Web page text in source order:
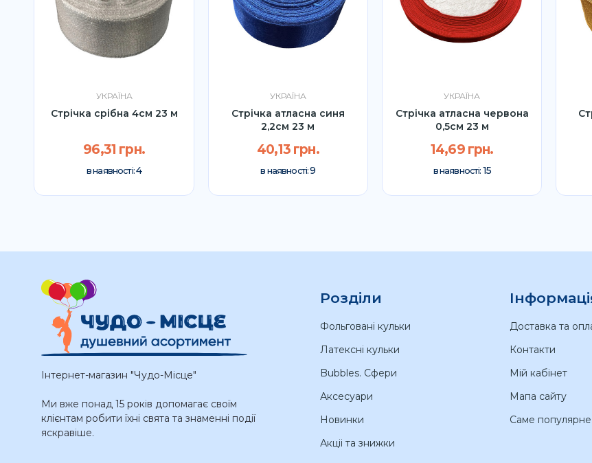
УКРАЇНА
Стрічка срібна 4см 23 м
96,31 грн.
в наявності:4
УКРАЇНА
Стрічка атласна синя
2,2см 23 м
40,13 грн.
в наявності:9
УКРАЇНА
Стрічка атласна червона
0,5см 23 м
14,69 грн.
в наявності: 15
Інтернет-магазин "Чудо-Місце"
Ми вже понад 15 років допомагає своїм
клієнтам робити їхні свята та знаменні події
яскравіше.
Розділи
Фольговані кульки
Латексні кульки
Bubbles. Сфери
Аксесуари
Новинки
Акціі та знижки
Доставка та
Контакти
Мій кабінет
Мапа сайту
Саме популярне